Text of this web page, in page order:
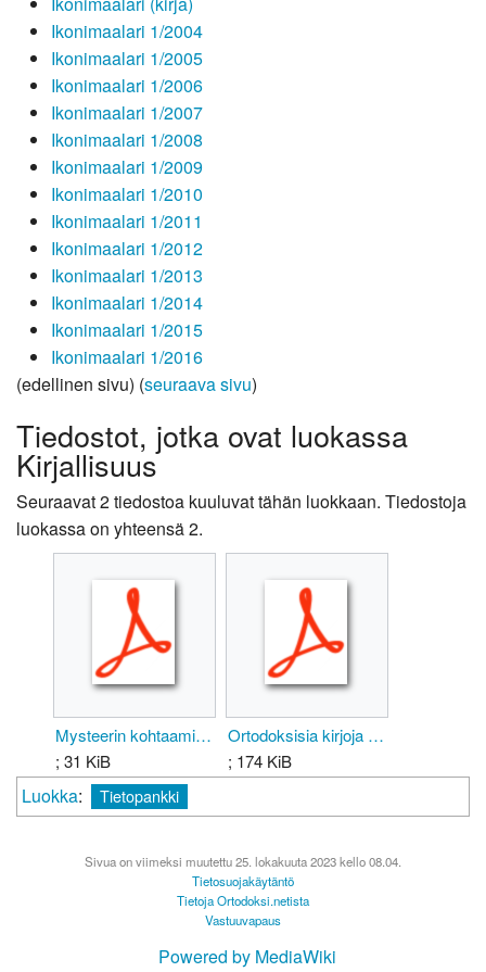
Ikonimaalari 1/2004
Ikonimaalari 1/2005
Ikonimaalari 1/2006
Ikonimaalari 1/2007
Ikonimaalari 1/2008
Ikonimaalari 1/2009
Ikonimaalari 1/2010
Ikonimaalari 1/2011
Ikonimaalari 1/2012
Ikonimaalari 1/2013
Ikonimaalari 1/2014
Ikonimaalari 1/2015
Ikonimaalari 1/2016
(edellinen sivu) (seuraava sivu)
Tiedostot, jotka ovat luokassa
Kirjallisuus
Seuraavat 2 tiedostoa kuuluvat tähän luokkaan. Tiedostoja
luokassa on yhteensä 2.
Mysteerin kohtaaminen sisallys.pdf
; 31 KiB
Ortodoksisia kirjoja Celianetissä 1b.pdf
; 174 KiB
Luokka: Tietopankki
Sivua on viimeksi muutettu 25. lokakuuta 2023 kello 08.04.
Tietosuojakäytäntö
Tietoja Ortodoksi.netista
Vastuuvapaus
Powered by MediaWiki